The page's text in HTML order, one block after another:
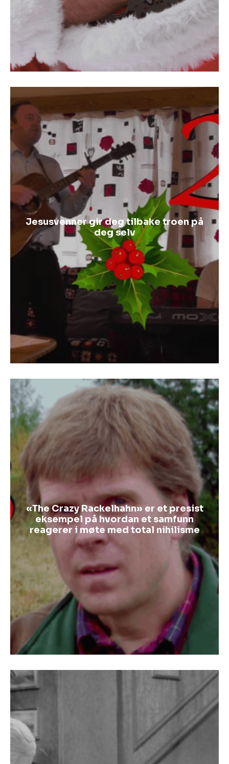
Jesusvenner gir deg tilbake troen på
deg selv
«The Crazy Rackelhahn» er et presist
eksempel på hvordan et samfunn
reagerer i møte med total nihilisme